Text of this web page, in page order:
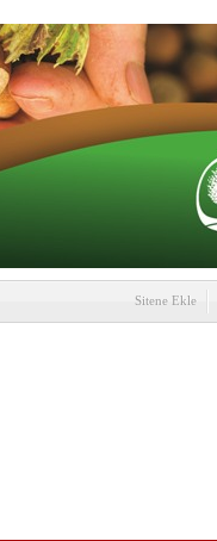
Sitene Ekle